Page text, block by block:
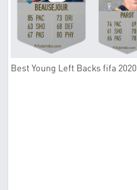
Best Young Left Backs fifa 2020